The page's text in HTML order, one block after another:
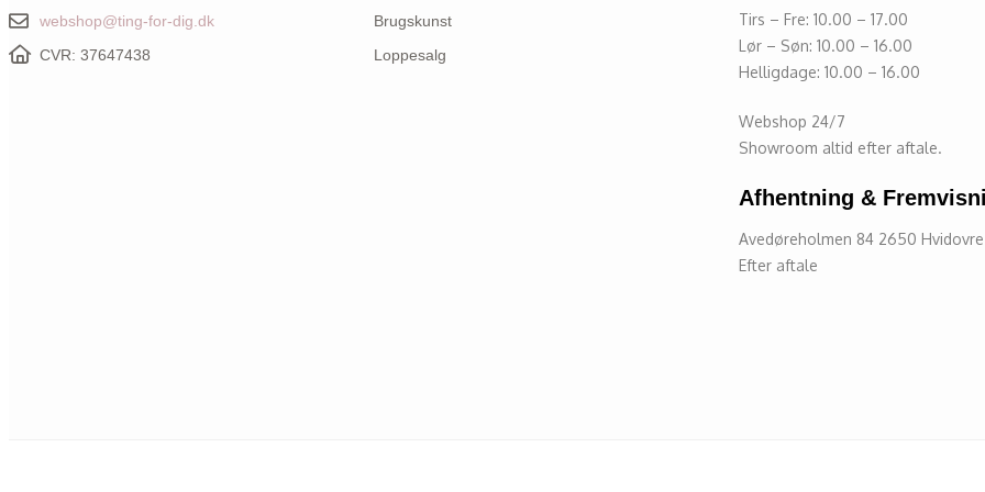
webshop@ting-for-dig.dk
CVR: 37647438
Brugskunst
Loppesalg
Tirs – Fre: 10.00 – 17.00
Lør – Søn: 10.00 – 16.00
Helligdage: 10.00 – 16.00
Webshop 24/7
Showroom altid efter aftale.
Afhentning &
Avedøreholmen 84 2650 Hvidovre
Efter aftale